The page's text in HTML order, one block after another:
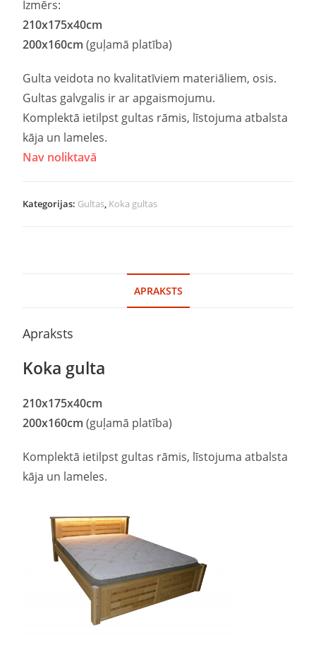
Izmērs:
210x175x40cm
200x160cm(guļamā platība)
Gulta veidota no kvalitatīviem materiāliem, osis.
Gultas galvgalis ir ar apgaismojumu.
Komplektā ietilpst gultas rāmis, līstojuma atbalsta
kāja un lameles.
Nav noliktavā
Kategorijas: Gultas, Koka gultas
APRAKSTS
Apraksts
Koka gulta
210x175x40cm
200x160cm(guļamā platība)
Komplektā ietilpst gultas rāmis, līstojuma atbalsta
kāja un lameles.